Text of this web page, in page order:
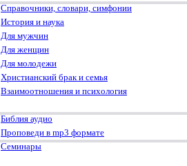
Справочники, словари, симфонии
История и наука
Для мужчин
Для женщин
Для молодежи
Христианский брак и семья
Взаимоотношения и психология
Библия аудио
Проповеди в mp3 формате
Семинары